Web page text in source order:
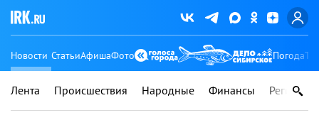
Новости СтатьиАфишаФото Погода
Лента Происшествия Народные Финансы Регионы